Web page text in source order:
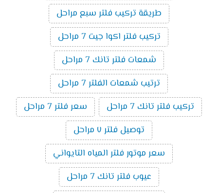
طريقة تركيب فلتر سبع مراحل
تركيب فلتر اكوا جيت 7 مراحل
شمعات فلتر تانك 7 مراحل
ترتيب شمعات الفلتر 7 مراحل
تركيب فلتر تانك 7 مراحل
سعر فلتر 7 مراحل
توصيل فلتر ٧ مراحل
سعر موتور فلتر المياه التايواني
عيوب فلتر تانك 7 مراحل